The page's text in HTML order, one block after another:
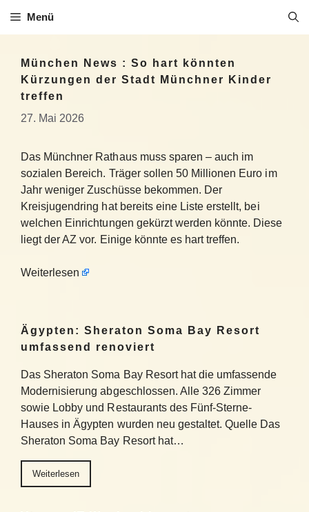
Inhalt
Menü
München News : So hart könnten
Kürzungen der Stadt Münchner Kinder
treffen
27. Mai 2026
Das Münchner Rathaus muss sparen – auch im
sozialen Bereich. Träger sollen 50 Millionen Euro im
Jahr weniger Zuschüsse bekommen. Der
Kreisjugendring hat bereits eine Liste erstellt, bei
welchen Einrichtungen gekürzt werden könnte. Diese
liegt der AZ vor. Einige könnte es hart treffen.
Weiterlesen
Ägypten: Sheraton Soma Bay Resort
umfassend renoviert
Das Sheraton Soma Bay Resort hat die umfassende
Modernisierung abgeschlossen. Alle 326 Zimmer
sowie Lobby und Restaurants des Fünf-Sterne-
Hauses in Ägypten wurden neu gestaltet. Quelle Das
Sheraton Soma Bay Resort hat…
Weiterlesen